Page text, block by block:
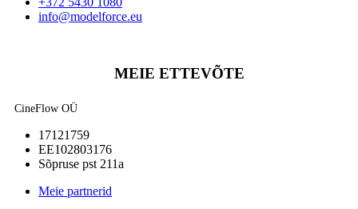
info@modelforce.eu
MEIE ETTEVÕTE
CineFlow OÜ
17121759
EE102803176
Sõpruse pst 211a
Meie partnerid